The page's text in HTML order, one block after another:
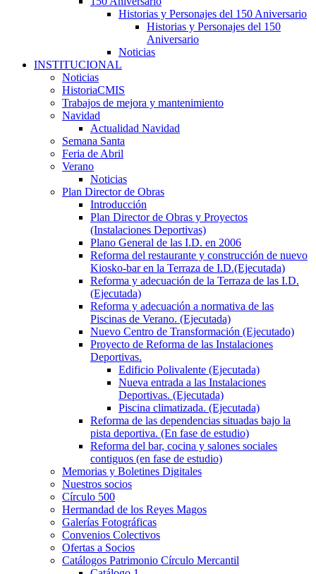
Historias y Personajes del 150 Aniversario
Historias y Personajes del 150
Aniversario
Noticias
INSTITUCIONAL
Noticias
HistoriaCMIS
Trabajos de mejora y mantenimiento
Navidad
Actualidad Navidad
Semana Santa
Feria de Abril
Verano
Noticias
Plan Director de Obras
Introducción
Plan Director de Obras y Proyectos
(Instalaciones Deportivas)
Plano General de las I.D. en 2006
Reforma del restaurante y construcción de nuevo
Kiosko-bar en la Terraza de I.D.(Ejecutada)
Reforma y adecuación de la Terraza de las I.D.
(Ejecutada)
Reforma y adecuación a normativa de las
Piscinas de Verano. (Ejecutada)
Nuevo Centro de Transformación (Ejecutado)
Proyecto de Reforma de las Instalaciones
Deportivas.
Edificio Polivalente (Ejecutada)
Nueva entrada a las Instalaciones
Deportivas. (Ejecutada)
Piscina climatizada. (Ejecutada)
Reforma de las dependencias situadas bajo la
pista deportiva. (En fase de estudio)
Reforma del bar, cocina y salones sociales
contiguos (en fase de estudio)
Memorias y Boletines Digitales
Nuestros socios
Círculo 500
Hermandad de los Reyes Magos
Galerías Fotográficas
Convenios Colectivos
Ofertas a Socios
Catálogos Patrimonio Círculo Mercantil